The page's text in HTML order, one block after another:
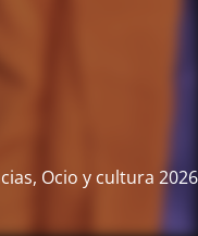
Ocio y cultura 2026